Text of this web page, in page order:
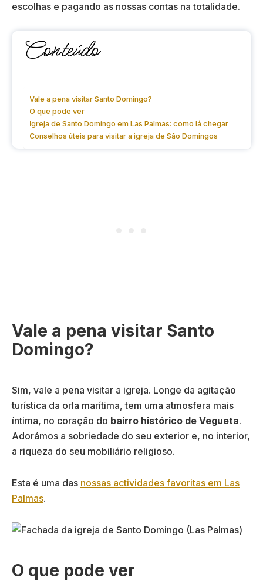
escolhas e pagando as nossas contas na totalidade.
Conteúdo
Vale a pena visitar Santo Domingo?
O que pode ver
Igreja de Santo Domingo em Las Palmas: como lá chegar
Conselhos úteis para visitar a igreja de São Domingos
Vale a pena visitar Santo
Domingo?
Sim, vale a pena visitar a igreja. Longe da agitação
turística da orla marítima, tem uma atmosfera mais
íntima, no coração do bairro histórico de Vegueta.
Adorámos a sobriedade do seu exterior e, no interior,
a riqueza do seu mobiliário religioso.
Esta é uma das nossas actividades favoritas em Las
Palmas.
O que pode ver